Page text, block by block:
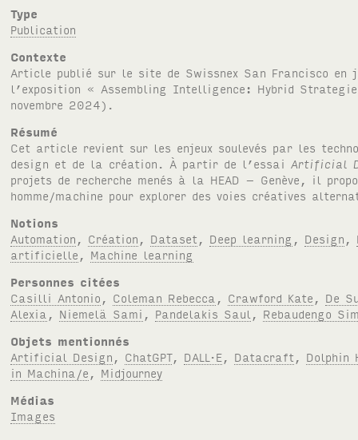
Type
Publication
Contexte
Article publié sur le site de Swissnex San Francisco
l’exposition « Assembling Intelligence: Hybrid
novembre 2024).
Résumé
Cet article revient sur les enjeux soulevés par les
design et de la création. À partir de l’essaiArtificial
projets de recherche menés à la HEAD – Genève, il
homme/machine pour explorer des voies créatives
Notions
Automation , Création , Dataset , Deep learning , Design ,
artificielle , Machine learning
Personnes citées
Casilli Antonio , Coleman Rebecca , Crawford Kate , De
Alexia , Niemelä Sami , Pandelakis Saul , Rebaudengo
Objets mentionnés
Artificial Design , ChatGPT, DALL·E, Datacraft , Dolphin
in Machina/e , Midjourney
Médias
Images